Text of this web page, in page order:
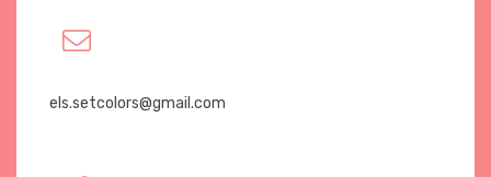
els.setcolors@gmail.com